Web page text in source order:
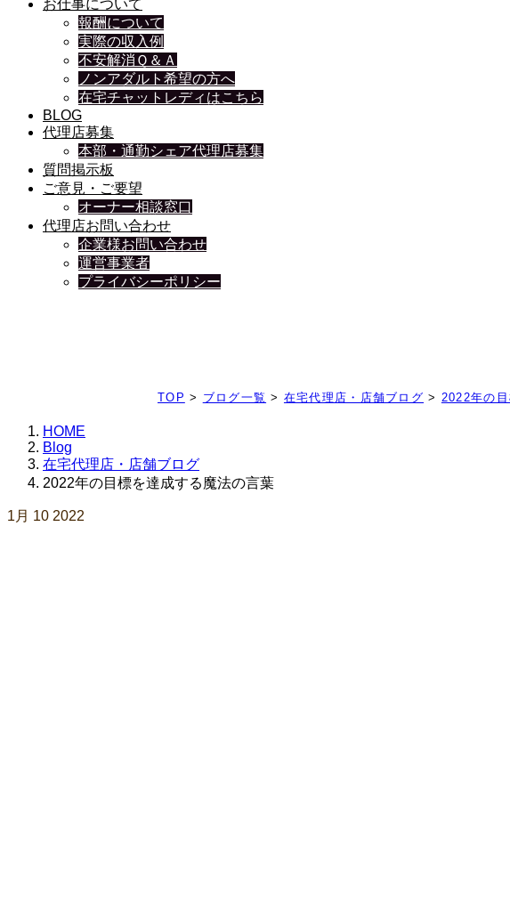
お仕事について
報酬について
実際の収入例
不安解消Ｑ＆Ａ
ノンアダルト希望の方へ
在宅チャットレディはこちら
BLOG
代理店募集
本部・通勤シェア代理店募集
質問掲示板
ご意見・ご要望
オーナー相談窓口
代理店お問い合わせ
企業様お問い合わせ
運営事業者
プライバシーポリシー
TOP > ブログ一覧 > 在宅代理店・店舗ブログ > 2022年の
HOME
Blog
在宅代理店・店舗ブログ
2022年の目標を達成する魔法の言葉
1月 10 2022